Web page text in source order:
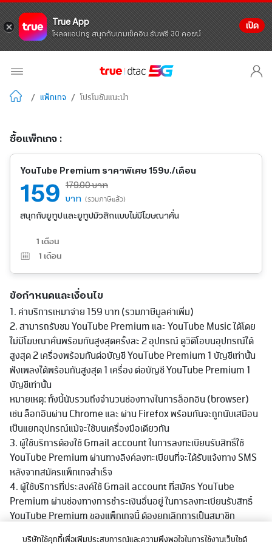
True App
โหลดแอปทรู สนุกกับเกมเช็คอิน รับฟรี 30 คอยน์
เปิด
/ แพ็กเกจ / โปรโมชันแนะนำ
ซื้อแพ็กเกจ :
YouTube Premium ราคาพิเศษ 159บ./เดือน
159 179.00 บาท
บาท (รวมภาษีแล้ว)
สนุกกับยูทูปและยูทูปมิวสิกแบบไม่มีโฆษณาคั่น
1 เดือน
1 เดือน
ข้อกำหนดและเงื่อนไข
1. ค่าบริการเหมาจ่าย 159 บาท (รวมภาษีมูลค่าเพิ่ม)
2. สามารถรับชม YouTube Premium และ YouTube Music ได้โดย
ไม่มีโฆษณาคั่นพร้อมกันสูงสุดครั้งละ 2 อุปกรณ์ ดูวิดีโอบนอุปกรณ์ได้
สูงสุด 2 เครื่องพร้อมกันต่อบัญชี YouTube Premium 1 บัญชีเท่านั้น
ฟังเพลงได้พร้อมกันสูงสุด 1 เครื่อง ต่อบัญชี YouTube Premium 1
บัญชีเท่านั้น
หมายเหตุ: ทั้งนี้นับรวมถึงจำนวนช่องทางในการล็อกอิน (browser)
เช่น ล็อกอินผ่าน Chrome และ ผ่าน Firefox พร้อมกันจะถูกนับเสมือน
เป็นแยกอุปกรณ์แม้จะใช้บนเครื่องมือเดียวกัน
3. ผู้ใช้บริการต้องใช้ Gmail account ในการลงทะเบียนรับสิทธิ์ใช้
YouTube Premium ผ่านทางลิงค์ลงทะเบียนที่จะได้รับแจ้งทาง SMS
หลังจากสมัครแพ็กเกจสำเร็จ
4. ผู้ใช้บริการที่ประสงค์ใช้ Gmail account ที่สมัคร YouTube
Premium ผ่านช่องทางการชำระเงินอื่นอยู่ ในการลงทะเบียนรับสิทธิ์
YouTube Premium ของแพ็กเกจนี้ ต้องยกเลิกการเป็นสมาชิก
YouTube Premium ของช่องทางเดิมก่อน จึงจะลงทะเบียนรับสิทธิ์ใช้
บริษัทใช้คุกกี้เพื่อเพิ่มประสบการณ์และความพึงพอใจในการใช้งานเว็บไซต์